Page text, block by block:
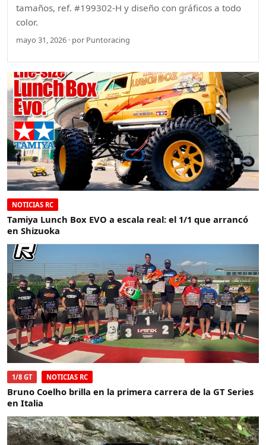
tamaños, ref. #199302-H y diseño con gráficos a todo
color.
mayo 31, 2026 · por Puntoracing
NOTICIAS RC
Tamiya Lunch Box EVO a escala real: el 1/1 que arrancó
en Shizuoka
1/8 GT NOTICIAS RC
Bruno Coelho brilla en la primera carrera de la GT Series
en Italia